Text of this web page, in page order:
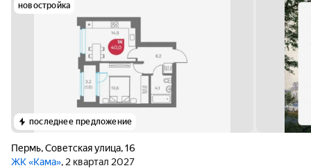
новостройка
последнее предложение
Пермь,Советская улица,16
ЖК «Кама», 2 квартал 2027